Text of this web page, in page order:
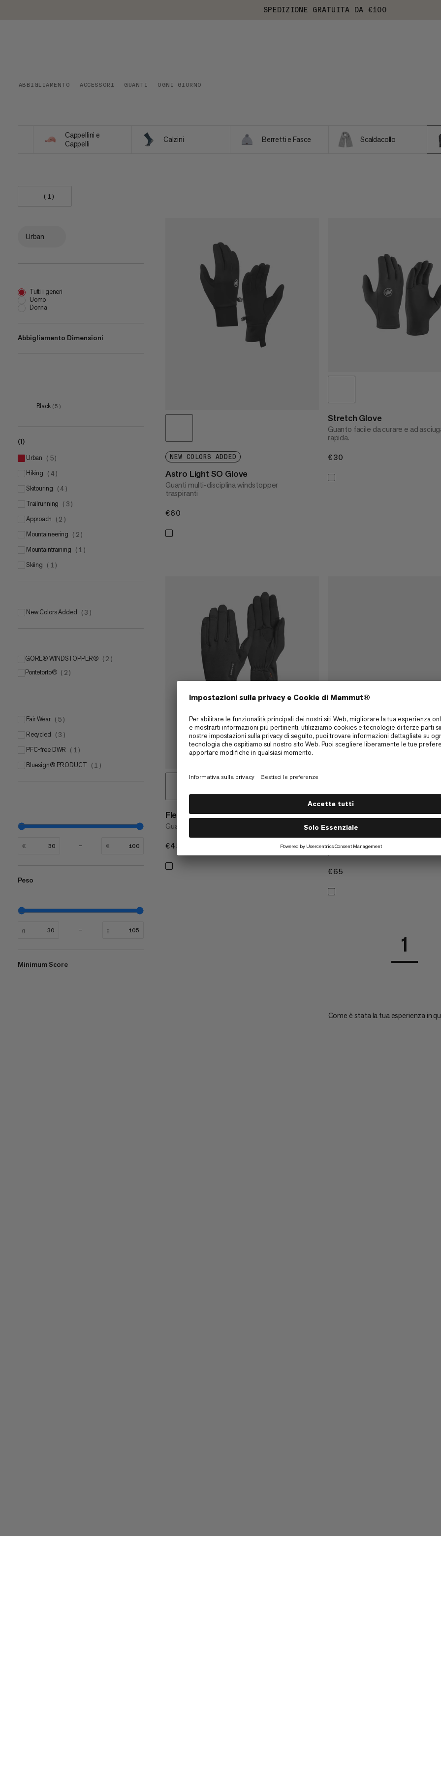
SPEDIZIONE GRATUITA DA €100
ABBIGLIAMENTO ACCESSORI GUANTI OGNI GIORNO
Cappellini e
Cappelli
Calzini Berretti e Fasce Scaldacollo
(1)
Urban
Tutti i generi
Uomo
Donna
Abbigliamento Dimensioni
11 (5
12 (5 )
Black ( 5 )
(1)
urban ( 5)
hiking ( 4 )
skitouring ( 4 )
trailrunning ( 3 )
approach ( 2 )
mountaineering ( 2 )
mountaintraining ( 1 )
skiing ( 1 )
New Colors Added ( 3 )
GORE® WINDSTOPPER® ( 2 )
Pontetorto® ( 2 )
Fair Wear ( 5 )
Recycled ( 3 )
PFC-free DWR ( 1 )
bluesign® PRODUCT ( 1 )
€ €
Peso
g g
Minimum Score
NEW COLORS ADDED
Astro Light SO Glove
Guanti multi-disciplina windstopper
traspiranti
€60
Stretch Glove
Guanto facile da curare e ad
rapida.
€30
Fleece Pro Glove
Guanto in pile versatile
€45
NEW COLORS ADDED
Passion Glove
Guanti di lana idrorepellente con
€65
1
Come è stata la tua esperienza in